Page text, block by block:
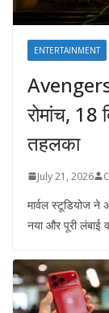
ENTERTAINMENT
रोमांच, 18
तहलका
July 21, 2026
मार्वल स्टूडियोज
नया और पूरी लंबाई